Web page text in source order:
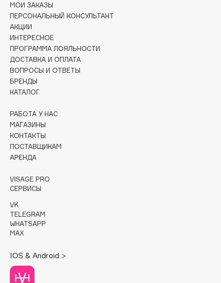
Consly
Corimo
CosRX
Crescina
Cunzite
D
DABO
DARLING*
Darphin
Davines
Deonica
Divage
МОИ ЗАКАЗЫ
ПЕРСОНАЛЬНЫЙ КОНСУЛЬТАНТ
АКЦИИ
ИНТЕРЕСНОЕ
ПРОГРАММА ЛОЯЛЬНОСТИ
ДОСТАВКА И ОПЛАТА
ВОПРОСЫ И ОТВЕТЫ
БРЕНДЫ
КАТАЛОГ
РАБОТА У НАС
МАГАЗИНЫ
КОНТАКТЫ
ПОСТАВЩИКАМ
АРЕНДА
VISAGE PRO
СЕРВИСЫ
VK
TELEGRAM
WHATSAPP
MAX
IOS & Android >